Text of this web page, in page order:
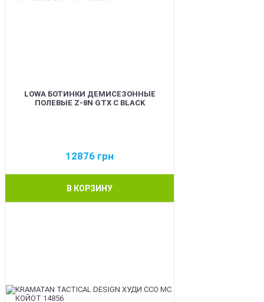
LOWA БОТИНКИ ДЕМИСЕЗОННЫЕ
ПОЛЕВЫЕ Z-8N GTX C BLACK
12876 грн
В КОРЗИНУ